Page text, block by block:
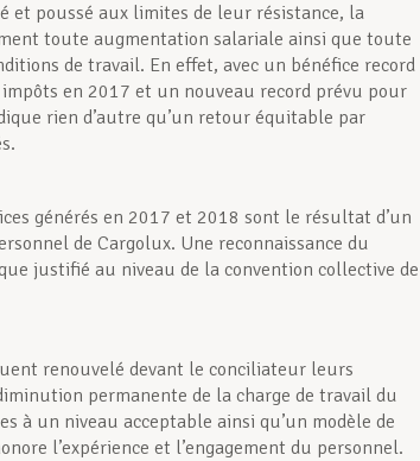
et poussé aux limites de leur résistance, la
toute augmentation salariale ainsi que toute
de travail. En effet, avec un bénéfice record
en 2017 et un nouveau record prévu pour
rien d’autre qu’un retour équitable par
générés en 2017 et 2018 sont le résultat d’un
de Cargolux. Une reconnaissance du
justifié au niveau de la convention collective de
renouvelé devant le conciliateur leurs
permanente de la charge de travail du
à un niveau acceptable ainsi qu’un modèle de
l’expérience et l’engagement du personnel.